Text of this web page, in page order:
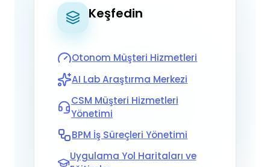
Keşfedin
Otonom Müşteri Hizmetleri
AI Lab Araştırma Merkezi
CSM Müşteri Hizmetleri
Yönetimi
BPM İş Süreçleri Yönetimi
Uygulama Yol Haritaları ve